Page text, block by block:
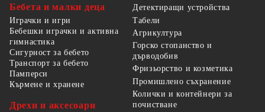
Бебета и малки деца
Играчки и игри
Бебешки играчки и активна
гимнастика
Сигурност за бебето
Транспорт за бебето
Памперси
Кърмене и хранене
Дрехи и аксесоари
Детектиращи устройства
Табели
Агрикултура
Горско стопанство и
дърводобив
Фризьорство и козметика
Промишлено съхранение
Колички и контейнери за
почистване